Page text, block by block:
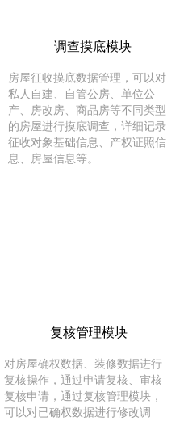
调查摸底模块
房屋征收摸底数据管理，可以对
私人自建、自管公房、单位公
产、房改房、商品房等不同类型
的房屋进行摸底调查，详细记录
征收对象基础信息、产权证照信
息、房屋信息等。
复核管理模块
对房屋确权数据、装修数据进行
复核操作，通过申请复核、审核
复核申请，通过复核管理模块，
可以对已确权数据进行修改调